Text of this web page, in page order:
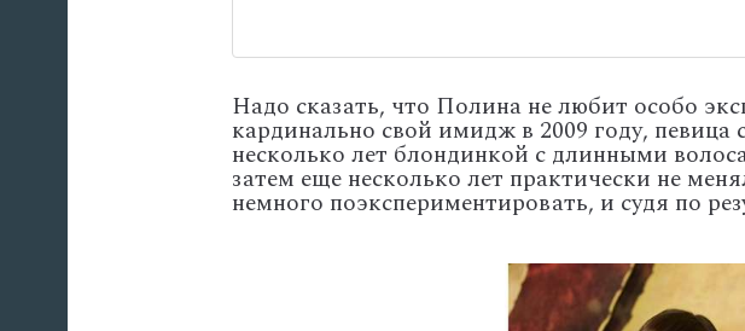
Надо сказать, что Полина не любит особо
кардинально свой имидж в 2009 году, певица
несколько лет блондинкой с длинными
затем еще несколько лет практически не
немного поэкспериментировать, и судя по